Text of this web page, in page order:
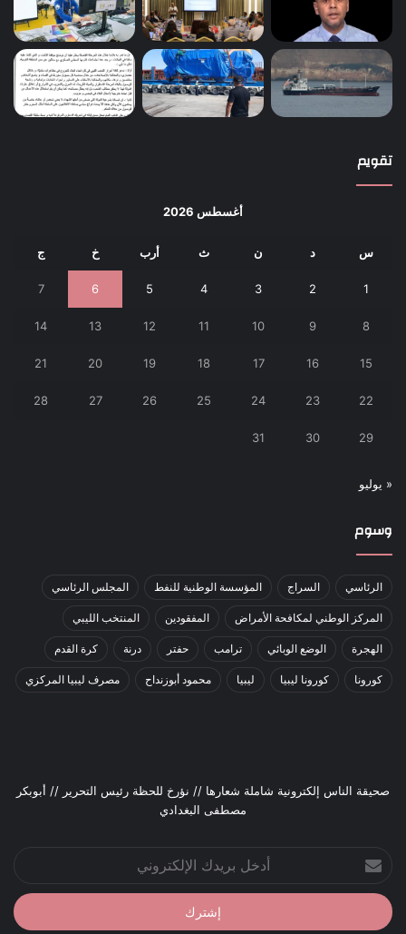
تقويم
أغسطس 2026
س د ن ث أرب خ ج
1
2
3
4
5
6
7
8
9
10
11
12
13
14
15
16
17
18
19
20
21
22
23
24
25
26
27
28
29
30
31
« يوليو
وسوم
الرئاسي السراج المؤسسة الوطنية للنفط المجلس الرئاسي
المركز الوطني لمكافحة الأمراض المفقودين المنتخب الليبي
الهجرة الوضع الوبائي ترامب حفتر درنة كرة القدم
كورونا كورونا ليبيا ليبيا محمود أبوزنداح مصرف ليبيا المركزي
صحيقة الناس إلكترونية شاملة شعارها // نؤرخ للحظة رئيس التحرير // أبوبكر
مصطفى البغدادي
بريدك
الإلكتروني